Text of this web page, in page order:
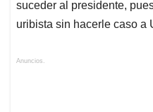
suceder al presidente,
uribista sin hacerle caso a
Anuncios.